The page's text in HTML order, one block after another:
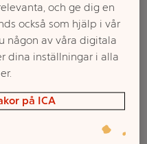
handla
mellan butikerna
och ge dig en
också som hjälp i vår
någon av våra digitala
dina inställningar i alla
på ICA